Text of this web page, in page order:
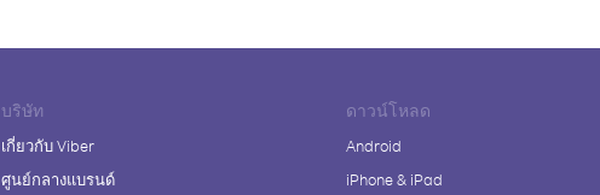
บริษัท
เกี่ยวกับ Viber
ศูนย์กลางแบรนด์
ดาวน์โหลด
Android
iPhone & iPad